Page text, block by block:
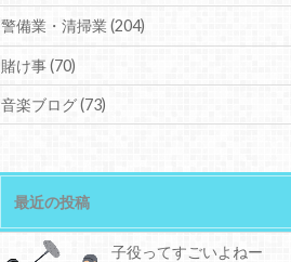
警備業・清掃業(204)
賭け事(70)
音楽ブログ(73)
最近の投稿
子役ってすごいよねー